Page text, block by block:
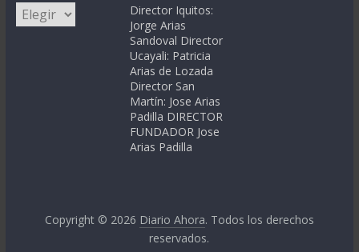
Categorías
Director Iquitos:
Jorge Arias
Sandoval Director
Ucayali: Patricia
Arias de Lozada
Director San
Martín: Jose Arias
Padilla DIRECTOR
FUNDADOR Jose
Arias Padilla
Copyright © 2026 Diario Ahora. Todos los derechos
reservados.